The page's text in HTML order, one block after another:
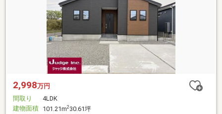
2,998万円
間取り
4LDK
建物面積 101.21m2 30.61坪